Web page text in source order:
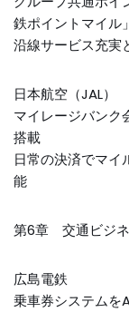
鉄ポイントマイル
沿線サービス充実
日本航空（JAL）
マイレージバンク
搭載
日常の決済でマ
能
第6章 交通ビジ
広島電鉄
乗車券システムを